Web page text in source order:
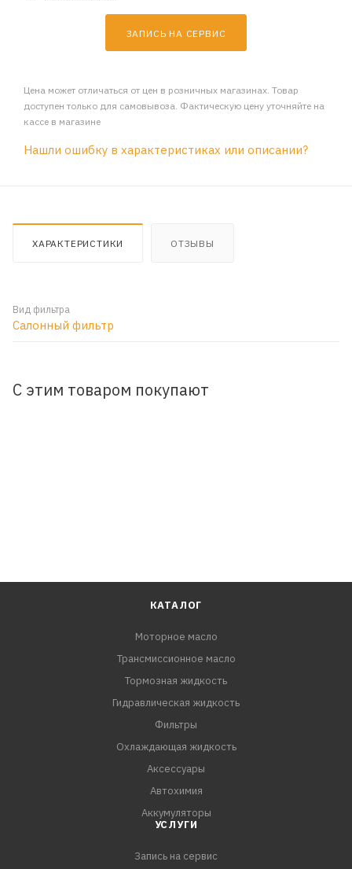
ЗАПИСЬ НА СЕРВИС
Цена может отличаться от цен в розничных магазинах. Товар
доступен только для самовывоза. Фактическую цену уточняйте на
кассе в магазине
Нашли ошибку в характеристиках или описании?
ХАРАКТЕРИСТИКИ ОТЗЫВЫ
Вид фильтра
Салонный фильтр
С этим товаром покупают
КАТАЛОГ
Моторное масло
Трансмиссионное масло
Тормозная жидкость
Гидравлическая жидкость
Фильтры
Охлаждающая жидкость
Аксессуары
Автохимия
Аккумуляторы
УСЛУГИ
Запись на сервис